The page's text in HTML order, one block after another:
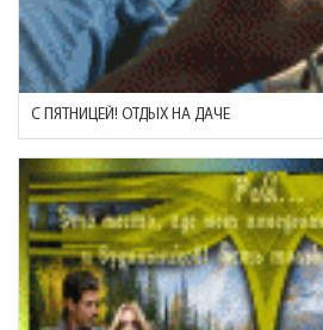
С ПЯТНИЦЕЙ! ОТДЫХ НА ДАЧЕ